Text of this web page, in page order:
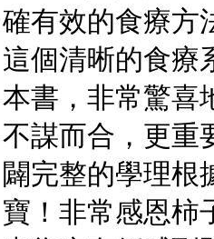
確有效的食療方
這個清晰的食療
本書，非常驚喜
不謀而合，更重
闢完整的學理根
寶！非常感恩柿